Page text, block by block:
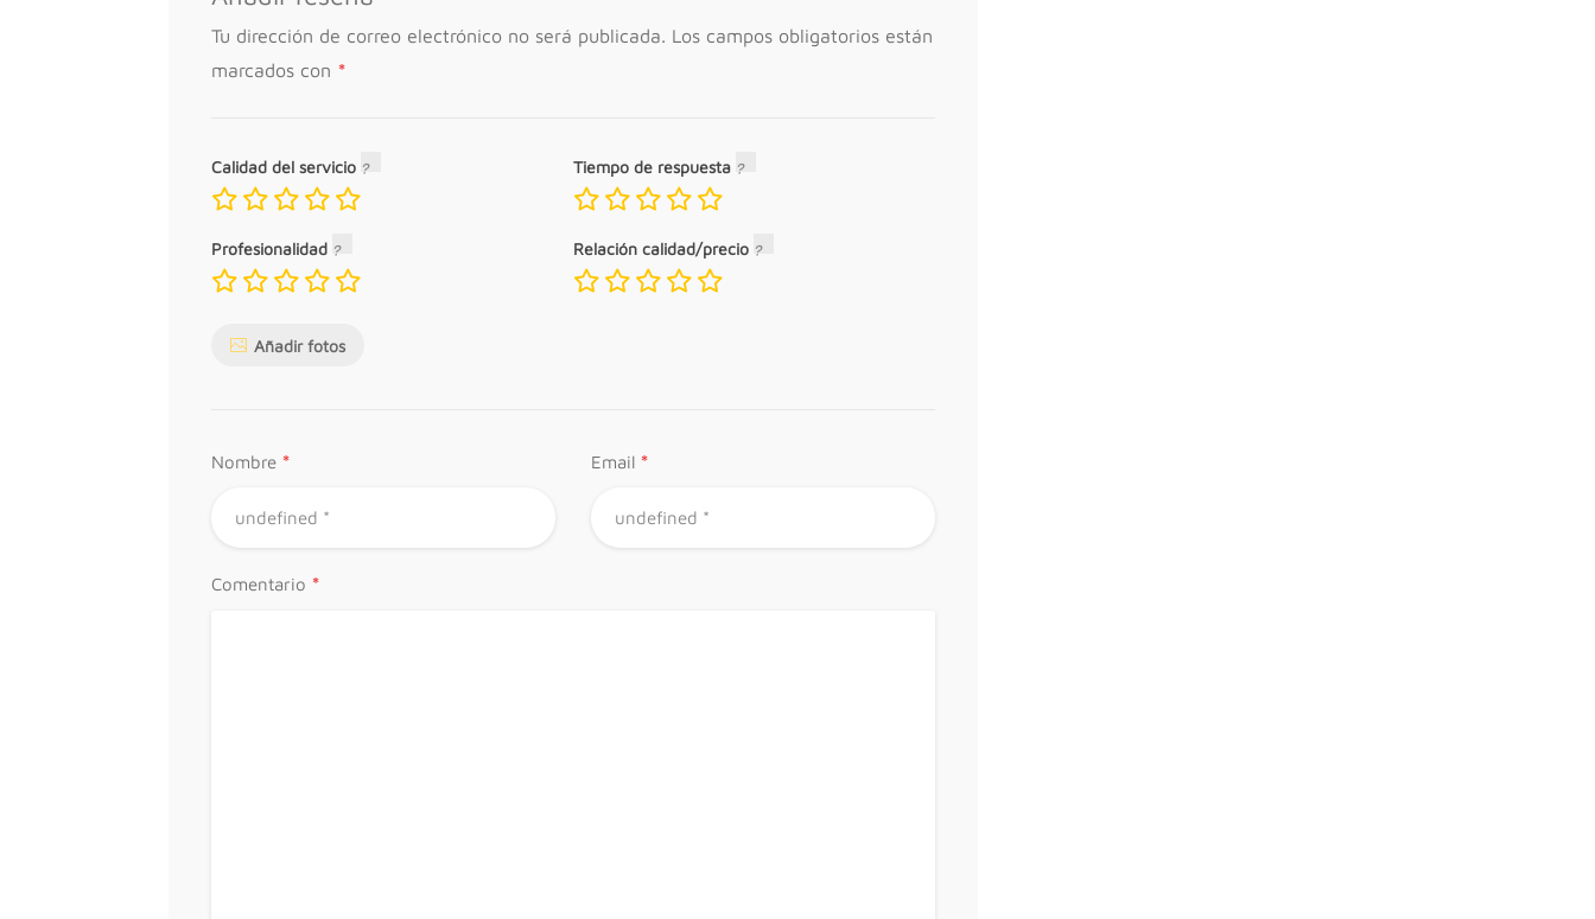
Tu dirección de correo electrónico no será publicada. Los campos obligatorios están
marcados con *
Calidad del servicio Tiempo de respuesta
Profesionalidad Relación calidad/precio
Añadir fotos
Nombre * Email *
Comentario *